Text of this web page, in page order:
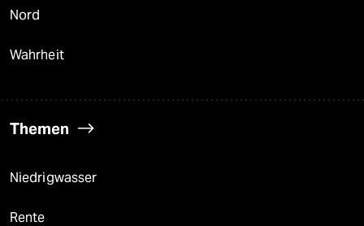
Nord
Wahrheit
Themen
Niedrigwasser
Rente